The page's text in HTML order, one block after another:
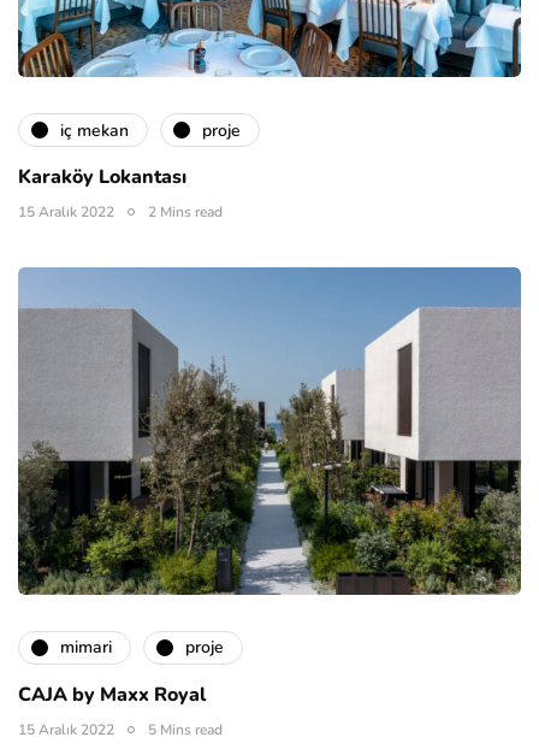
i̇ç mekan proje
Karaköy Lokantası
15 Aralık 2022 2 Mins read
mimari proje
CAJA by Maxx Royal
15 Aralık 2022 5 Mins read